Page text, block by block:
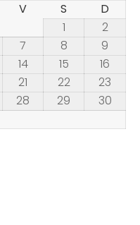
V S
D
1
2
7 8
9
14 15
16
21 22
23
28 29
30